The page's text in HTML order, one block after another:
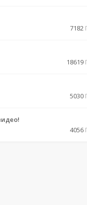
7182
18619
5030
4056